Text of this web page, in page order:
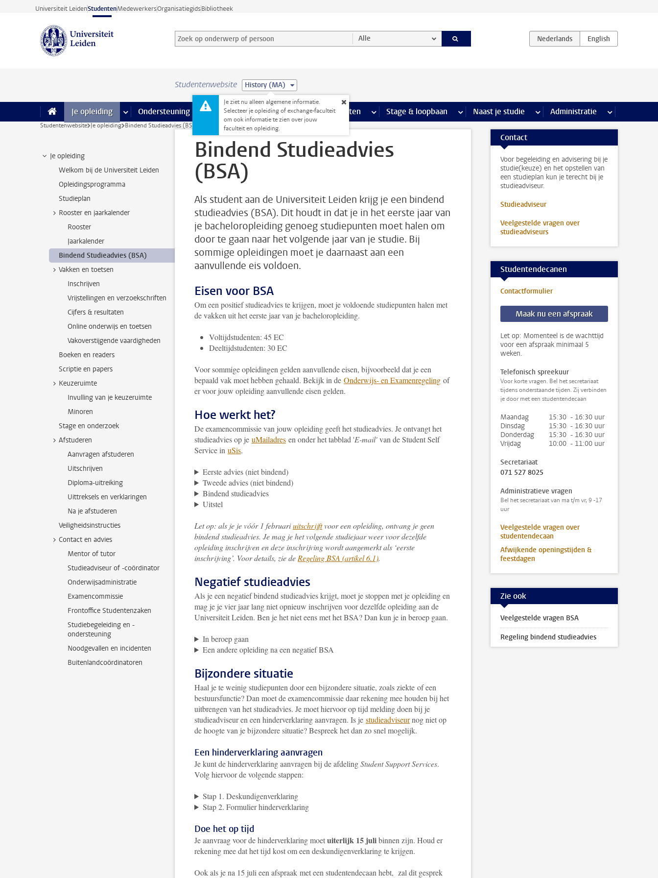
Ga direct naar de inhoud
Universiteit LeidenStudentenMedewerkersOrganisatiegidsBibliotheek
Zoek op onderwerp of persoon en selecteer categorie
Zoekterm Alle
Studentenwebsite History (MA)
Je ziet nu alleen algemene informatie.
Selecteer je opleiding of exchange-faculteit
om ook informatie te zien over jouw
faculteit en opleiding.
Je opleiding meer Je opleiding pagina’s
Ondersteuning meer Ondersteuning pagina’s
Faciliteiten meer Faciliteiten pagina’s
Extra studieactiviteiten meer Extra studieactiviteiten pagina’s
Stage & loopbaan meer Stage & loopbaan pagina’s
Naast je studie meer Naast je studie pagina’s
Administratie meer
Studentenwebsite Je opleiding Bindend Studieadvies (BSA)
Je opleiding
Welkom bij de Universiteit Leiden
Opleidingsprogramma
Studieplan
Rooster en jaarkalender
Rooster
Jaarkalender
Bindend Studieadvies (BSA)
Vakken en toetsen
Inschrijven
Vrijstellingen en verzoekschriften
Cijfers & resultaten
Online onderwijs en toetsen
Vakoverstijgende vaardigheden
Boeken en readers
Scriptie en papers
Keuzeruimte
Invulling van je keuzeruimte
Minoren
Stage en onderzoek
Afstuderen
Aanvragen afstuderen
Uitschrijven
Diploma-uitreiking
Uittreksels en verklaringen
Na je afstuderen
Veiligheidsinstructies
Contact en advies
Mentor of tutor
Studieadviseur of -coördinator
Onderwijsadministratie
Examencommissie
Frontoffice Studentenzaken
Studiebegeleiding en -
ondersteuning
Noodgevallen en incidenten
Buitenlandcoördinatoren
Bindend Studieadvies
(BSA)
Als student aan de Universiteit Leiden krijg je een bindend
studieadvies (BSA). Dit houdt in dat je in het eerste jaar van
je bacheloropleiding genoeg studiepunten moet halen om
door te gaan naar het volgende jaar van je studie. Bij
sommige opleidingen moet je daarnaast aan een
aanvullende eis voldoen.
Eisen voor BSA
Om een positief studieadvies te krijgen, moet je voldoende studiepunten halen met
de vakken uit het eerste jaar van je bacheloropleiding.
Voltijdstudenten: 45 EC
Deeltijdstudenten: 30 EC
Voor sommige opleidingen gelden aanvullende eisen, bijvoorbeeld dat je een
bepaald vak moet hebben gehaald. Bekijk in de Onderwijs- en Examenregeling of
er voor jouw opleiding aanvullende eisen gelden.
Hoe werkt het?
De examencommissie van jouw opleiding geeft het studieadvies. Je ontvangt het
studieadvies op je uMailadres en onder het tabblad 'E-mail'van de Student Self
Service in uSis.
Eerste advies (niet bindend)
Tweede advies (niet bindend)
Bindend studieadvies
Uitstel
Let op: als je je vóór 1 februariuitschrijftvoor een opleiding, ontvang je geen
bindend studieadvies. Je mag je het volgende studiejaar weer voor dezelfde
opleiding inschrijven en deze inschrijving wordt aangemerkt als ‘eerste
inschrijving’. Voor details, zie de Regeling BSA (artikel 6.1).
Negatief studieadvies
Als jeeen negatief bindend studieadvies krijgt, moet je stoppen met je opleiding en
mag je je vier jaar lang niet opnieuw inschrijven voor dezelfde opleiding aan de
Universiteit Leiden. Ben je het niet eens met het BSA? Dan kun je in beroep gaan.
In beroep gaan
Een andere opleiding na een negatief BSA
Bijzondere situatie
Haal je te weinig studiepunten door een bijzondere situatie, zoals ziekte of een
bestuursfunctie? Dan moet de examencommissie daar rekening mee houden bij het
uitbrengen van het studieadvies. Je moet hiervoor op tijd melding doen bij je
studieadviseur en een hinderverklaring aanvragen. Is je studieadviseurnog niet op
de hoogte van je bijzondere situatie? Bespreek het dan zo snel mogelijk.
Een hinderverklaring aanvragen
Je kunt de hinderverklaring aanvragen bij de afdelingStudent Support Services.
Volg hiervoor de volgende stappen:
Stap 1. Deskundigenverklaring
Stap 2. Formulier hinderverklaring
Doe het op tijd
Je aanvraag voor de hinderverklaring moetuiterlijk 15 julibinnen zijn. Houd er
rekening mee dat het tijd kost om een deskundigenverklaring te krijgen.
Ook als je na 15 juli een afspraak met een studentendecaan hebt, zal dit gesprek
Contact
Voor begeleiding en advisering bij je
studie(keuze) en het opstellen van
een studieplan kun je terecht bij je
studieadviseur.
Studieadviseur
Veelgestelde vragen over
studieadviseurs
Studentendecanen
Contactformulier
Maak nu een afspraak
Let op: Momenteel is de wachttijd
voor een afspraak minimaal 5
weken.
Telefonisch spreekuur
Voor korte vragen. Bel het secretariaat
tijdens onderstaande tijden. Zij verbinden
je door met een studentendecaan
Maandag
15:30 - 16:30 uur
Dinsdag
15:30 - 16:30 uur
Donderdag
15:30 - 16:30 uur
Vrijdag
10:00 - 11:00 uur
Secretariaat
071 527 8025
Administratieve vragen
Bel het secretariaat van ma t/m vr, 9 -17
uur
Veelgestelde vragen over
studentendecaan
Afwijkende openingstijden &
feestdagen
Zie ook
Veelgestelde vragen BSA
Regeling bindend studieadvies